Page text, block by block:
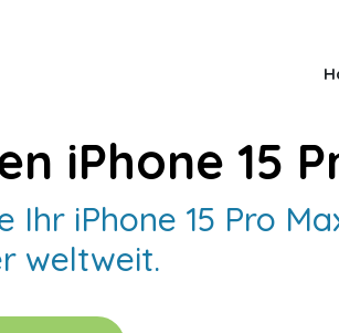
iPhone 15
Ihr iPhone 15 Pro
weltweit.